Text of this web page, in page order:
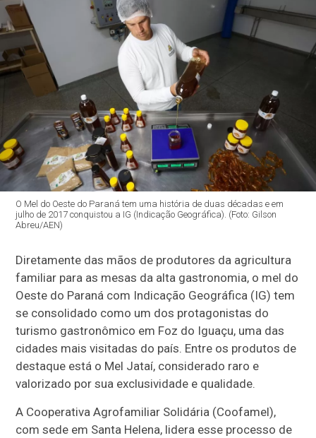
O Mel do Oeste do Paraná tem uma história de duas décadas e em
julho de 2017 conquistou a IG (Indicação Geográfica). (Foto: Gilson
Abreu/AEN)
Diretamente das mãos de produtores da agricultura
familiar para as mesas da alta gastronomia, o mel do
Oeste do Paraná com Indicação Geográfica (IG) tem
se consolidado como um dos protagonistas do
turismo gastronômico em Foz do Iguaçu, uma das
cidades mais visitadas do país. Entre os produtos de
destaque está o Mel Jataí, considerado raro e
valorizado por sua exclusividade e qualidade.
A Cooperativa Agrofamiliar Solidária (Coofamel),
com sede em Santa Helena, lidera esse processo de